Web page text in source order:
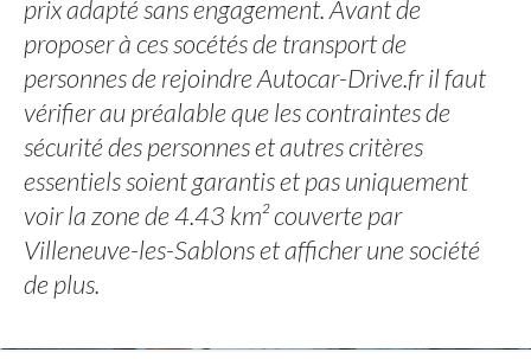
prix adapté sans engagement. Avant de
proposer à ces socétés de transport de
personnes de rejoindre Autocar-Drive.fr il faut
vérifier au préalable que les contraintes de
sécurité des personnes et autres critères
essentiels soient garantis et pas uniquement
voir la zone de 4.43 km² couverte par
Villeneuve-les-Sablons et afficher une société
de plus.